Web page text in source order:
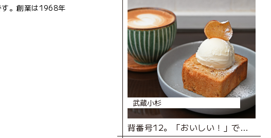
す。創業は1968年
武蔵小杉
背番号12。「おいしい！」で地元をサポートするカフェ